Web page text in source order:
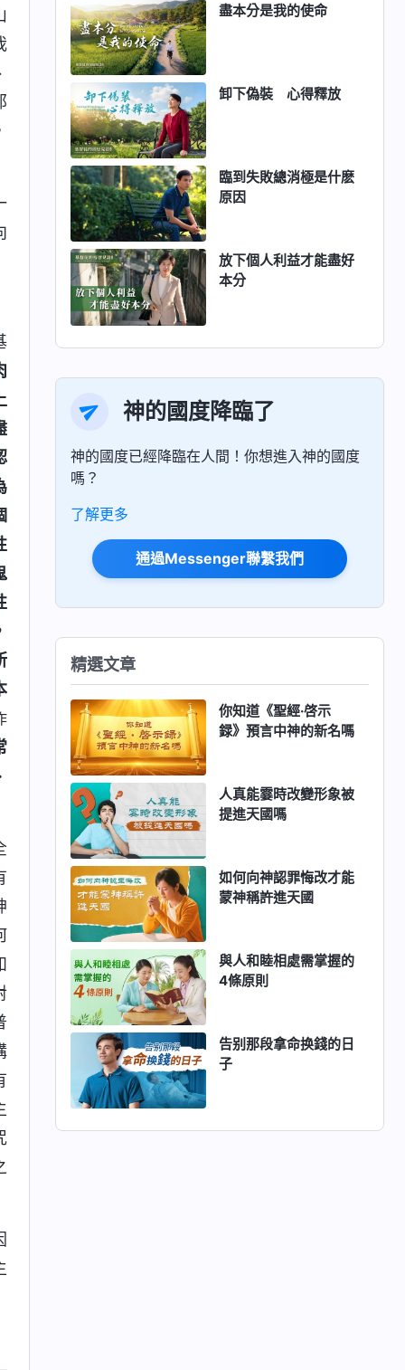
盡本分是我的使命
卸下偽裝 心得釋放
臨到失敗總消極是什麽
原因
放下個人利益才能盡好
本分
神的國度降臨了
神的國度已經降臨在人間！你想進入神的國度
嗎？
了解更多
通過Messenger聯繫我們
精選文章
你知道《聖經·啓示
録》預言中神的新名嗎
人真能霎時改變形象被
提進天國嗎
如何向神認罪悔改才能
蒙神稱許進天國
與人和睦相處需掌握的
4條原則
告别那段拿命换錢的日
子